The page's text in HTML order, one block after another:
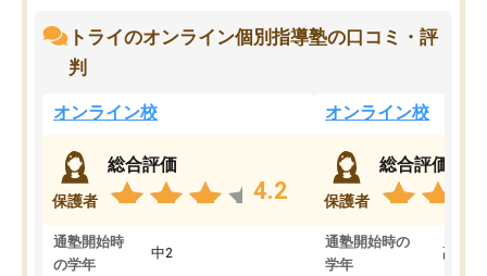
トライのオンライン個別指導塾の口コミ・評
判
オンライン校
保護者
総合評価
4.2
通塾開始時
の学年
中2
オンライン校
保護者
総合評価
通塾開始時の
学年
高3